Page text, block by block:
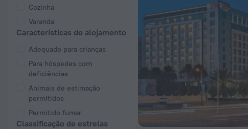
Cozinha
Varanda
Características do alojamento
Adequado para crianças
Para hóspedes com
deficiências
Animais de estimação
permitidos
Permitido fumar
Classificação de estrelas